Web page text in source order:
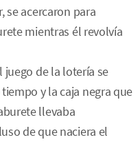
se acercaron para
mientras él revolvía
juego de la lotería se
y la caja negra que
llevaba
de que naciera el